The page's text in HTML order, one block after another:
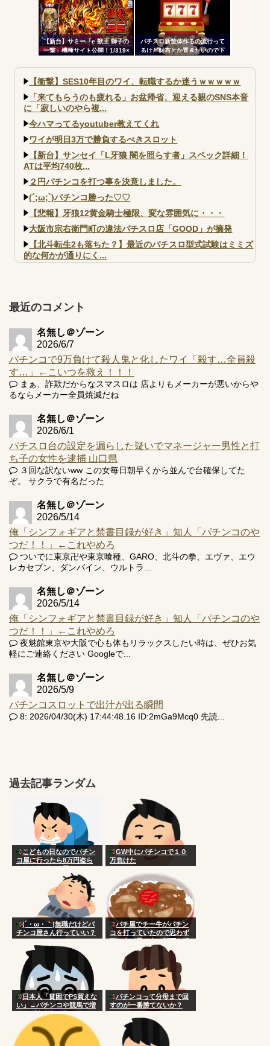
アートワーク集
【新台】サミー「e 獣王 獅子の
一撃」機種サイト公開！1/319×
均9,800個のサバチャンに突入
パチスロ新筐体作るの流行って
るけど財布とか置きたいので下
【衝撃】SES10年目のワイ、転職するか迷うｗｗｗｗｗ
「来てもらうのも疲れる」お盆帰省、迎える親のSNS本音
に「寂しいのやら複...
今ハマってるyoutuber教えてくれ
ワイが明日3万で勝負するべきスロット
【新台】サンセイ「L牙狼 闇を照らす者」スペック詳細！
ATは平均740枚...
２円パチンコを打つ事を決意しました。
(´;ω;`)パチンコ勝った♡♡
【悲報】牙狼12黄金騎士極限、変な雰囲気に・・・
大阪市宗右衛門町の違法パチスロ店「GOOD」が摘発
【北斗転生2も落ちた？】最近のパチスロ型式試験はミミズ
的な何かが通りにく...
井の軽い絆？
Powered by livedoor 相互RSS
最近のコメント
名無し＠ゾーン
2026/6/7
パチンコで9万負けて殺人鬼と化したワイ「殺す…全員殺
す…」←こいつを救え！！！
まぁ、詐欺だからなスマスロは 店よりもメーカーが悪いからや
るならメーカー全員焼滅だね
名無し＠ゾーン
2026/6/1
パチスロ台の設定を漏らした疑いでマネージャー男性と打
ち子の女性を逮捕 山口県
３回な訳ないww この女毎日朝早くから並んで台確保してた
ぞ。 サクラで有名だった
名無し＠ゾーン
2026/5/14
俺「シンフォギアと禁書目録が好き」知人「パチンコのや
つだ！！」←これやめろ
ついでに東京卍や東京喰種、GARO、北斗の拳、エヴァ、エウ
レカセブン、ダンバイン、ウルトラ...
名無し＠ゾーン
2026/5/14
俺「シンフォギアと禁書目録が好き」知人「パチンコのや
つだ！！」←これやめろ
夜魅館東京や大阪で心も体もリラックスしたい時は、ぜひお気
軽にご連絡ください Googleで...
名無し＠ゾーン
2026/5/9
パチンコスロットで出汁が出る瞬間
8: 2026/04/30(木) 17:44:48.16 ID:2mGa9Mcq0 先読...
過去記事ランダム
こどもの日なのでパチン
コ屋に行ったら8万円盗ら
れたんだがこの国おかしい
GW中にパチンコで１０
万負けた
(´・ω・｀)無職だけどパ
チンコ屋さん行っていい？
パチ屋でチー牛がパチン
コを打っていたので思わず
頭に血が昇り台に顔面を叩
きつけた
日本人「貧困でPS買えな
い」←パチンコや競馬で増
やせばええだけなのにアホ
パチンコって分母まで回
すのが一番勝てないか？